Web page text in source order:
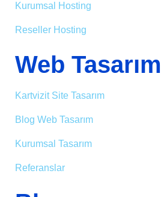
Kurumsal Hosting
Reseller Hosting
Web Tasarım
Kartvizit Site Tasarım
Blog Web Tasarım
Kurumsal Tasarım
Referanslar